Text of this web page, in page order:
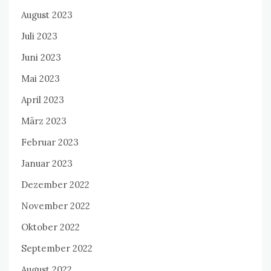
August 2023
Juli 2023
Juni 2023
Mai 2023
April 2023
März 2023
Februar 2023
Januar 2023
Dezember 2022
November 2022
Oktober 2022
September 2022